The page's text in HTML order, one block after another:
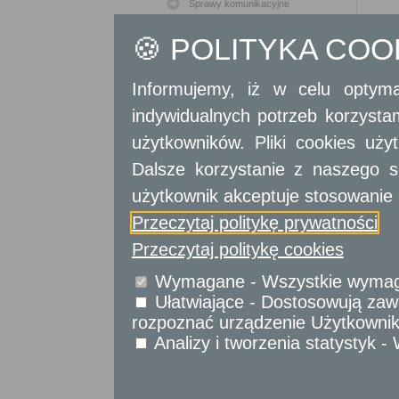
Sprawy komunikacyjne
Udostępnianie informacji publicznej
Urząd Stanu Cywilnego
Usługi
Usługidla instytucji,
urzędów
🍪 POLITYKA
Informujemy, iż w celu
indywidualnych potrzeb
użytkowników. Pliki cookies
Dalsze korzystanie z naszego
użytkownik akceptuje stosowanie
Przeczytaj politykę prywatności
Przeczytaj politykę cookies
Wymagane - Wszystkie
Ułatwiające - Dostosowują
rozpoznać urządzenie
Analizy i tworzenia statystyk -